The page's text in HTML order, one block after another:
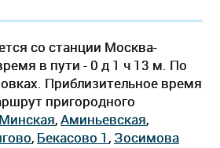
со станции Москва-
в пути - 0 д 1 ч 13 м. По
Приблизительное время
пригородного
Минская,Аминьевская,
, Бекасово 1, Зосимова